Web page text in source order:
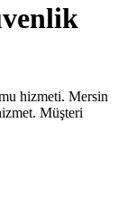
hizmeti. Mersin
Müşteri